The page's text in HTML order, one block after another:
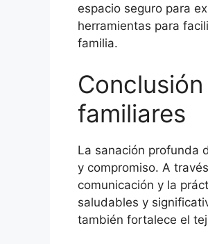
espacio seguro para
herramientas para
familia.
familiares
La sanación profunda
y compromiso. A
comunicación y la
saludables y
también fortalece el